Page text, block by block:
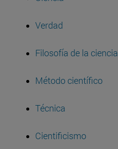
Verdad
Filosofía de la ciencia
Método científico
Técnica
Cientificismo